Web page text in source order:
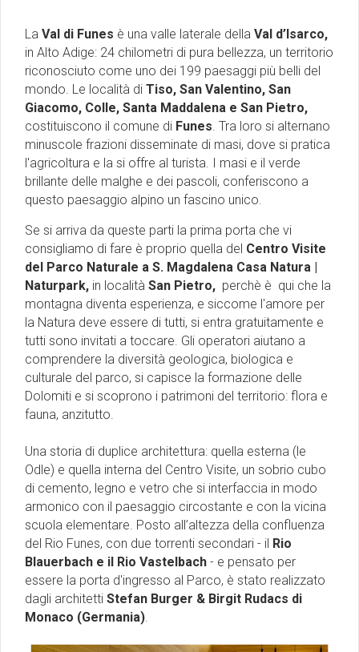
La Val di Funes è una valle laterale della Val d’Isarco,
in Alto Adige: 24 chilometri di pura bellezza, un territorio
riconosciuto come uno dei 199 paesaggi più belli del
mondo. Le località di Tiso, San Valentino, San
Giacomo, Colle, Santa Maddalena e San Pietro,
costituiscono il comune di Funes. Tra loro si alternano
minuscole frazioni disseminate di masi, dove si pratica
l'agricoltura e la si offre al turista. I masi e il verde
brillante delle malghe e dei pascoli, conferiscono a
questo paesaggio alpino un fascino unico.
Se si arriva da queste parti la prima porta che vi
consigliamo di fare è proprio quella del Centro Visite
del Parco Naturale a S. Magdalena Casa Natura |
Naturpark, in località San Pietro, perchè è qui che la
montagna diventa esperienza, e siccome l'amore per
la Natura deve essere di tutti, si entra gratuitamente e
tutti sono invitati a toccare. Gli operatori aiutano a
comprendere la diversità geologica, biologica e
culturale del parco, si capisce la formazione delle
Dolomiti e si scoprono i patrimoni del territorio: flora e
fauna, anzitutto.
Una storia di duplice architettura: quella esterna (le
Odle) e quella interna del Centro Visite, un sobrio cubo
di cemento, legno e vetro che si interfaccia in modo
armonico con il paesaggio circostante e con la vicina
scuola elementare. Posto all’altezza della confluenza
del Rio Funes, con due torrenti secondari - il Rio
Blauerbach e il Rio Vastelbach - e pensato per
essere la porta d'ingresso al Parco, è stato realizzato
dagli architetti Stefan Burger & Birgit Rudacs di
Monaco (Germania).